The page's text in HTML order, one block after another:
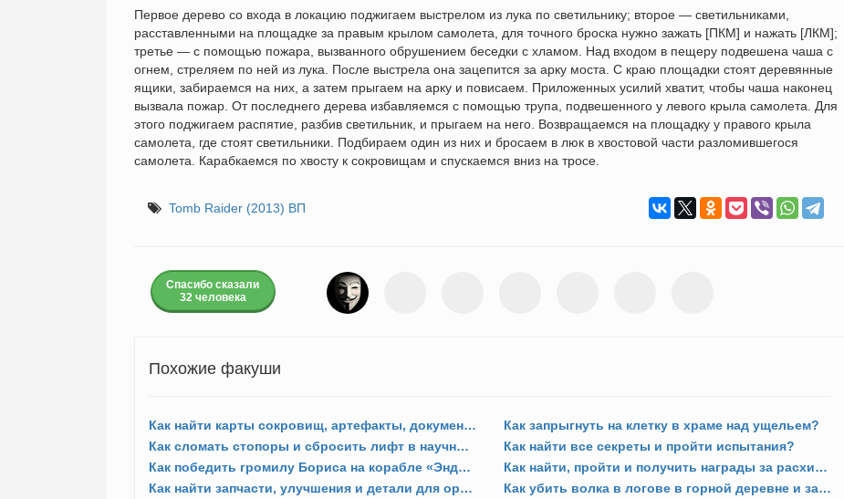
Первое дерево со входа в локацию поджигаем выстрелом из лука по светильнику; второе — светильниками,
расставленными на площадке за правым крылом самолета, для точного броска нужно зажать [ПКМ] и нажать [ЛКМ];
третье — с помощью пожара, вызванного обрушением беседки с хламом. Над входом в пещеру подвешена чаша с
огнем, стреляем по ней из лука. После выстрела она зацепится за арку моста. С краю площадки стоят деревянные
ящики, забираемся на них, а затем прыгаем на арку и повисаем. Приложенных усилий хватит, чтобы чаша наконец
вызвала пожар. От последнего дерева избавляемся с помощью трупа, подвешенного у левого крыла самолета. Для
этого поджигаем распятие, разбив светильник, и прыгаем на него. Возвращаемся на площадку у правого крыла
самолета, где стоят светильники. Подбираем один из них и бросаем в люк в хвостовой части разломившегося
самолета. Карабкаемся по хвосту к сокровищам и спускаемся вниз на тросе.
Tomb Raider (2013) ВП
Спасибо сказали
32 человека
Похожие факуши
Как найти карты сокровищ, артефакты, документы, тайники и секреты?
Как запрыгнуть на клетку в храме над ущельем?
Как сломать стопоры и сбросить лифт в научной станции?
Как найти все секреты и пройти испытания?
Как победить громилу Бориса на корабле «Эндьюранс»?
Как найти, пройти и получить награды за расхищение гробниц?
Как найти запчасти, улучшения и детали для оружия?
Как убить волка в логове в горной деревне и забрать рюкзак?